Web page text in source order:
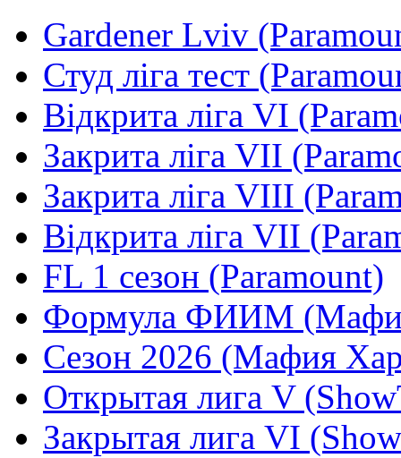
Gardener Lviv
Студ ліга тест
Відкрита ліга VI
Закрита ліга VII
Закрита ліга VIII
Відкрита ліга VII
FL 1 сезон (Paramount)
Формула ФИИМ
Сезон 2026 (Мафия
Открытая лига V
Закрытая лига VI